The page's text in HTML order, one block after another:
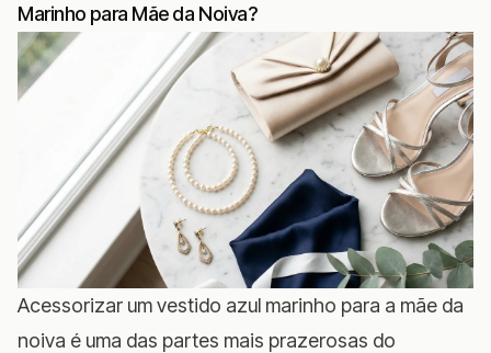
Marinho para Mãe da Noiva?
Acessorizar um vestido azul marinho para a mãe da
noiva é uma das partes mais prazerosas do